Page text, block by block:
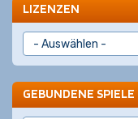
LIZENZEN
GEBUNDENE SPIELE